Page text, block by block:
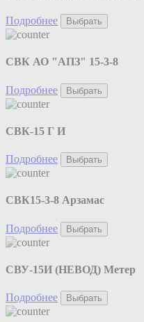
Подробнее Выбрать
СВК АО "АПЗ" 15-3-8
Подробнее Выбрать
СВК-15 Г И
Подробнее Выбрать
СВК15-3-8 Арзамас
Подробнее Выбрать
СВУ-15И (НЕВОД) Метер
Подробнее Выбрать